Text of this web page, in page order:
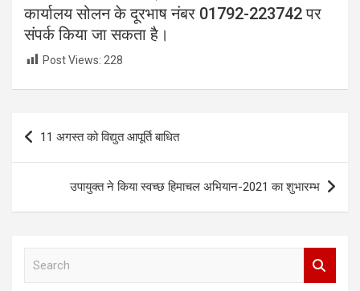
कार्यालय सोलन के दूरभाष नंबर 01792-223742 पर
संपर्क किया जा सकता है।
Post Views: 228
Post
navigation
11 अगस्त को विद्युत आपूर्ति बाधित
उपायुक्त ने किया स्वच्छ हिमाचल अभियान-2021 का शुभारम्भ